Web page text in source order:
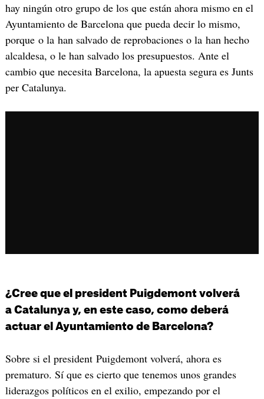
hay ningún otro grupo de los que están ahora mismo en el
Ayuntamiento de Barcelona que pueda decir lo mismo,
porque o la han salvado de reprobaciones o la han hecho
alcaldesa, o le han salvado los presupuestos. Ante el
cambio que necesita Barcelona, la apuesta segura es Junts
per Catalunya.
¿Cree que el president Puigdemont volverá
a Catalunya y, en este caso, como deberá
actuar el Ayuntamiento de Barcelona?
Sobre si el president Puigdemont volverá, ahora es
prematuro. Sí que es cierto que tenemos unos grandes
liderazgos políticos en el exilio, empezando por el